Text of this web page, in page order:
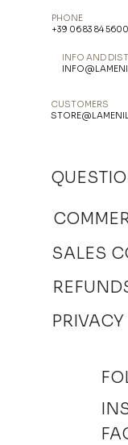
PHONE
+39 06 83 84 5600
INFO AND
SALES
PRIVACY
CUSTOMERS